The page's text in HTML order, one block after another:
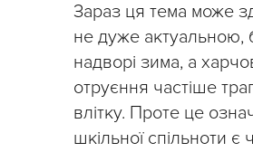
Зараз ця тема може
не дуже актуальною,
надворі зима, а
отруєння частіше
влітку. Проте це
шкільної спільноти є